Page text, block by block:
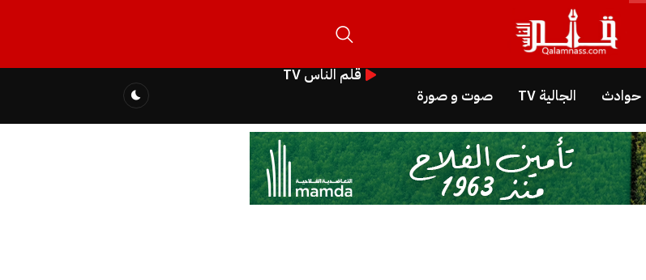
حوادث الجالية TV صوت و صورة
قلم الناس TV